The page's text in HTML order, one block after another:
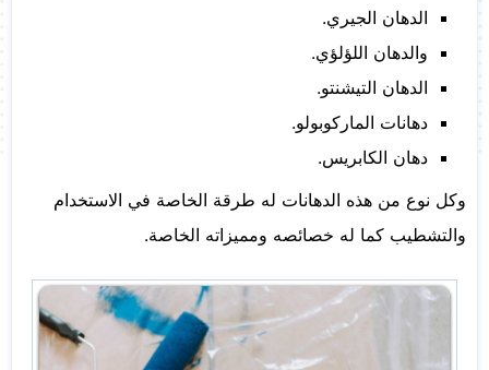
الدهان الجيري.
والدهان اللؤلؤي.
الدهان التيشنتو.
دهانات الماركوبولو.
دهان الكابريس.
وكل نوع من هذه الدهانات له طرقة الخاصة في الاستخدام
والتشطيب كما له خصائصه ومميزاته الخاصة.